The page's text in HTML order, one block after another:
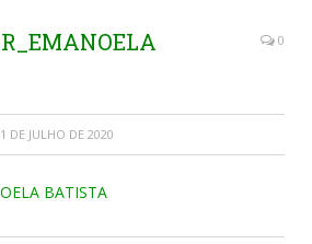
0
1 DE JULHO DE 2020
BATISTA